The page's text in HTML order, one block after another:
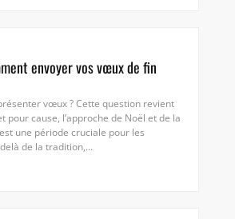
envoyer vos vœux de fin
vœux ? Cette question revient
pour cause, l’approche de Noël et de la
une période cruciale pour les
de la tradition,...